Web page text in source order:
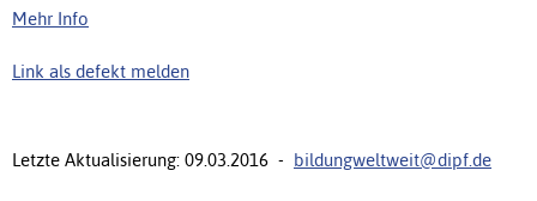
Mehr Info
Link als defekt melden
Letzte Aktualisierung: 09.03.2016 - bildungweltweit@dipf.de